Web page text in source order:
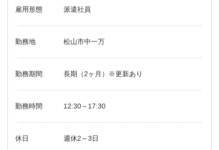
雇用形態 派遣社員
勤務地 松山市中一万
勤務期間 長期（2ヶ月）※更新あり
勤務時間 12:30～17:30
休日 週休2～3日